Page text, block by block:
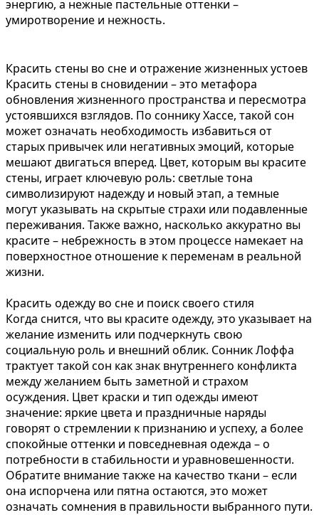
энергию, а нежные пастельные оттенки –
умиротворение и нежность.
Красить стены во сне и отражение жизненных устоев
Красить стены в сновидении – это метафора
обновления жизненного пространства и пересмотра
устоявшихся взглядов. По соннику Хассе, такой сон
может означать необходимость избавиться от
старых привычек или негативных эмоций, которые
мешают двигаться вперед. Цвет, которым вы красите
стены, играет ключевую роль: светлые тона
символизируют надежду и новый этап, а темные
могут указывать на скрытые страхи или подавленные
переживания. Также важно, насколько аккуратно вы
красите – небрежность в этом процессе намекает на
поверхностное отношение к переменам в реальной
жизни.
Красить одежду во сне и поиск своего стиля
Когда снится, что вы красите одежду, это указывает на
желание изменить или подчеркнуть свою
социальную роль и внешний облик. Сонник Лоффа
трактует такой сон как знак внутреннего конфликта
между желанием быть заметной и страхом
осуждения. Цвет краски и тип одежды имеют
значение: яркие цвета и праздничные наряды
говорят о стремлении к признанию и успеху, а более
спокойные оттенки и повседневная одежда – о
потребности в стабильности и уравновешенности.
Обратите внимание также на качество ткани – если
она испорчена или пятна остаются, это может
означать сомнения в правильности выбранного пути.